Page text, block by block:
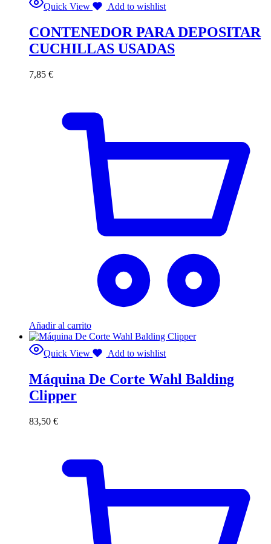
Quick View Add to wishlist
CONTENEDOR PARA DEPOSITAR
CUCHILLAS USADAS
7,85 €
Añadir al carrito
Quick View Add to wishlist
Máquina De Corte Wahl Balding
Clipper
83,50 €